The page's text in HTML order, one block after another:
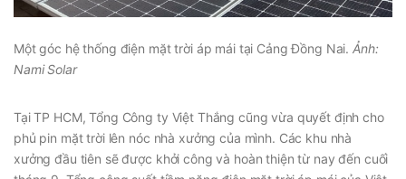
Một góc hệ thống điện mặt trời áp mái tại Cảng Đồng Nai.Ảnh:
Nami Solar
Tại TP HCM, Tổng Công ty Việt Thắng cũng vừa quyết định cho
phủ pin mặt trời lên nóc nhà xưởng của mình. Các khu nhà
xưởng đầu tiên sẽ được khởi công và hoàn thiện từ nay đến cuối